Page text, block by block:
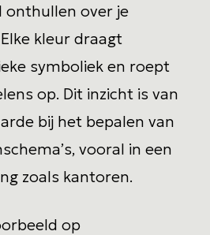
onthullen over je
kleur draagt
symboliek en roept
op. Dit inzicht is van
bij het bepalen van
vooral in een
zoals kantoren.
op